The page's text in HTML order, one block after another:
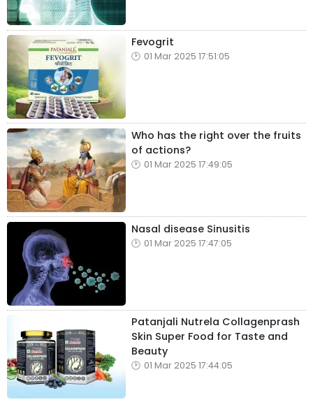
Fevogrit
01 Mar 2025 17:51:05
Who has the right over the fruits
of actions?
01 Mar 2025 17:49:05
Nasal disease Sinusitis
01 Mar 2025 17:47:05
Patanjali Nutrela Collagenprash
Skin Super Food for Taste and
Beauty
01 Mar 2025 17:44:05